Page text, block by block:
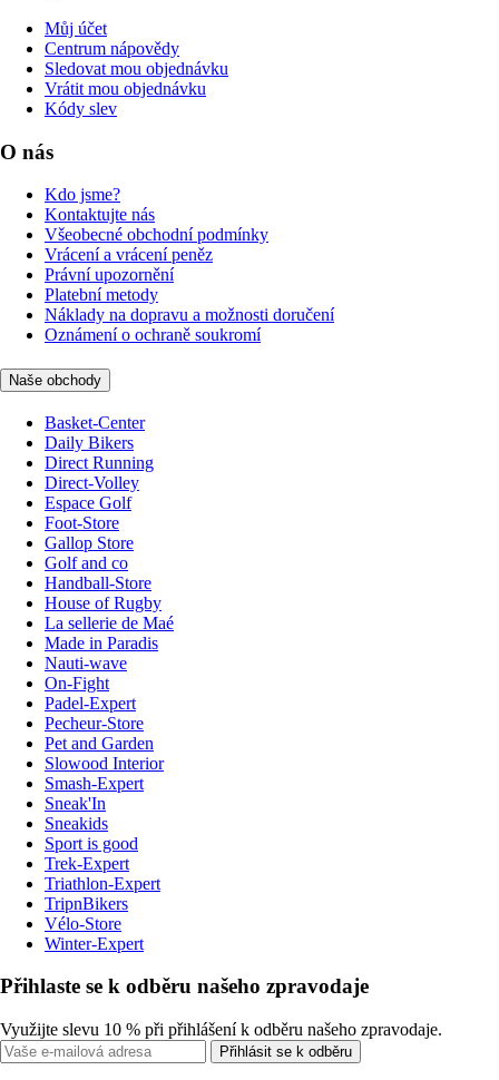
Můj účet
Centrum nápovědy
Sledovat mou objednávku
Vrátit mou objednávku
Kódy slev
O nás
Kdo jsme?
Kontaktujte nás
Všeobecné obchodní podmínky
Vrácení a vrácení peněz
Právní upozornění
Platební metody
Náklady na dopravu a možnosti doručení
Oznámení o ochraně soukromí
Naše obchody
Basket-Center
Daily Bikers
Direct Running
Direct-Volley
Espace Golf
Foot-Store
Gallop Store
Golf and co
Handball-Store
House of Rugby
La sellerie de Maé
Made in Paradis
Nauti-wave
On-Fight
Padel-Expert
Pecheur-Store
Pet and Garden
Slowood Interior
Smash-Expert
Sneak'In
Sneakids
Sport is good
Trek-Expert
Triathlon-Expert
TripnBikers
Vélo-Store
Winter-Expert
Přihlaste se k odběru našeho zpravodaje
Využijte slevu 10 % při přihlášení k odběru našeho zpravodaje.
Přihlásit se k odběru